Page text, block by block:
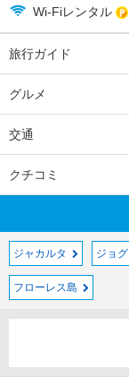
Wi-Fiレンタル
旅行ガイド
グルメ
交通
クチコミ
ジャカルタ ジョ
フローレス島